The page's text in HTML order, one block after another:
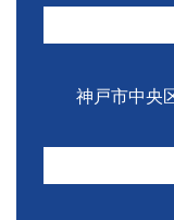
神戸市中央